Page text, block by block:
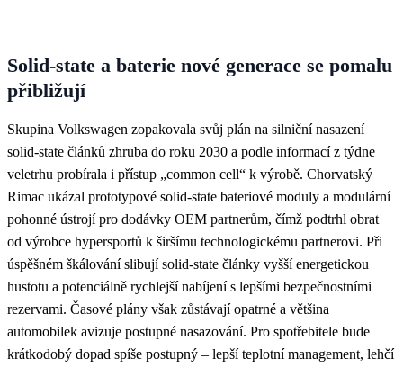
Solid‑state a baterie nové generace se pomalu
přibližují
Skupina Volkswagen zopakovala svůj plán na silniční nasazení
solid‑state článků zhruba do roku 2030 a podle informací z týdne
veletrhu probírala i přístup „common cell“ k výrobě. Chorvatský
Rimac ukázal prototypové solid‑state bateriové moduly a modulární
pohonné ústrojí pro dodávky OEM partnerům, čímž podtrhl obrat
od výrobce hypersportů k širšímu technologickému partnerovi. Při
úspěšném škálování slibují solid‑state články vyšší energetickou
hustotu a potenciálně rychlejší nabíjení s lepšími bezpečnostními
rezervami. Časové plány však zůstávají opatrné a většina
automobilek avizuje postupné nasazování. Pro spotřebitele bude
krátkodobý dopad spíše postupný – lepší teplotní management, lehčí